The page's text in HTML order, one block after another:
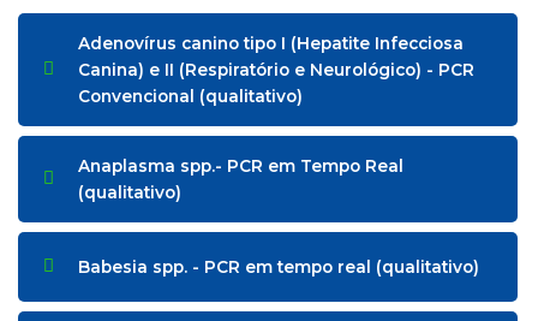
Adenovírus canino tipo I (Hepatite Infecciosa
Canina) e II (Respiratório e Neurológico) - PCR
Convencional (qualitativo)
Anaplasma spp.- PCR em Tempo Real
(qualitativo)
Babesia spp. - PCR em tempo real (qualitativo)